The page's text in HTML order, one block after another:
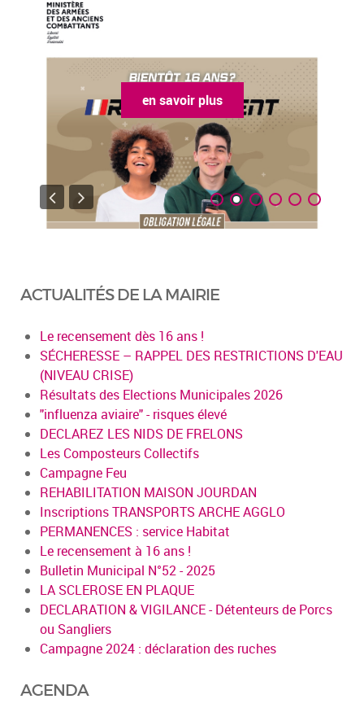
en savoir plus
ACTUALITÉS DE LA MAIRIE
Le recensement dès 16 ans !
SÉCHERESSE – RAPPEL DES RESTRICTIONS D'EAU
(NIVEAU CRISE)
Résultats des Elections Municipales 2026
"influenza aviaire" - risques élevé
DECLAREZ LES NIDS DE FRELONS
Les Composteurs Collectifs
Campagne Feu
REHABILITATION MAISON JOURDAN
Inscriptions TRANSPORTS ARCHE AGGLO
PERMANENCES : service Habitat
Le recensement à 16 ans !
Bulletin Municipal N°52 - 2025
LA SCLEROSE EN PLAQUE
DECLARATION & VIGILANCE - Détenteurs de Porcs
ou Sangliers
Campagne 2024 : déclaration des ruches
AGENDA